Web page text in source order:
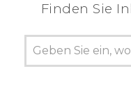
Finden Sie